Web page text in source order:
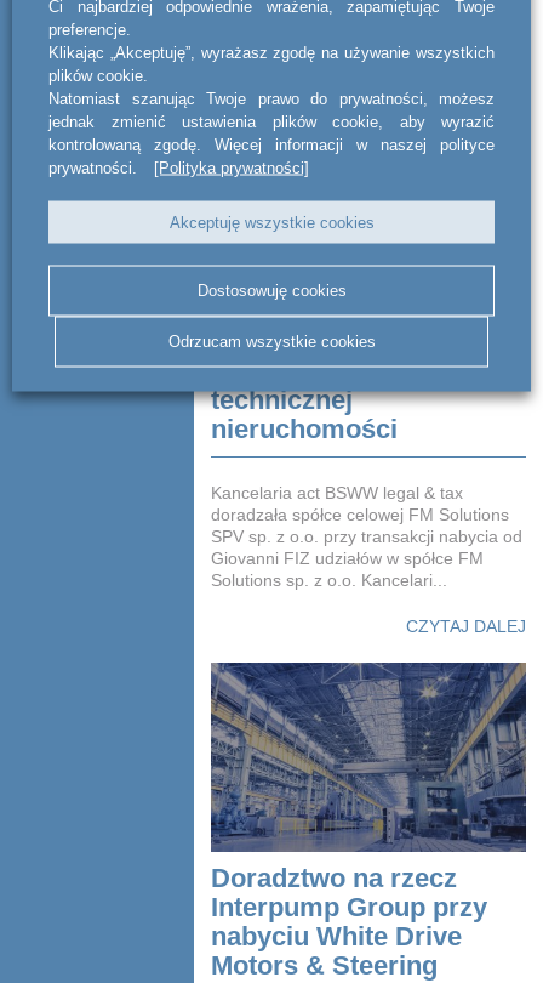
Doradztwo w transakcji
finansowania oraz
przeprowadzenia
wykupu managerskiego
wiodącego dostawcy
usług obsługi
technicznej
nieruchomości
Kancelaria act BSWW legal & tax
doradzała spółce celowej FM Solutions
SPV sp. z o.o. przy transakcji nabycia od
Giovanni FIZ udziałów w spółce FM
Solutions sp. z o.o. Kancelari...
CZYTAJ DALEJ
Doradztwo na rzecz
Interpump Group przy
nabyciu White Drive
Motors & Steering
Ci najbardziej odpowiednie wrażenia, zapamiętując Twoje
preferencje.
Klikając „Akceptuję”, wyrażasz zgodę na używanie wszystkich
plików cookie.
Natomiast szanując Twoje prawo do prywatności, możesz
jednak zmienić ustawienia plików cookie, aby wyrazić
kontrolowaną zgodę. Więcej informacji w naszej polityce
prywatności.
[Polityka prywatności]
Akceptuję wszystkie cookies
Dostosowuję cookies
Odrzucam wszystkie cookies